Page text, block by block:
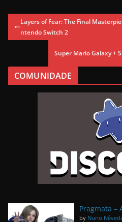
Layers of Fear: The Final
ntendo Switch 2
Super Mario Galaxy +
COMUNIDADE
Pragmata –
by Nuno